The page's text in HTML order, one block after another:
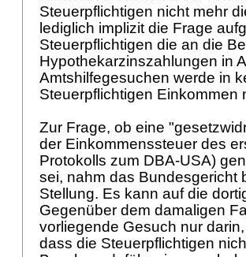
Steuerpflichtigen nicht mehr
lediglich implizit die Frage
Steuerpflichtigen die an die
Hypothekarzinszahlungen in
Amtshilfegesuchen werde in
Steuerpflichtigen
Zur Frage, ob eine
der Einkommenssteuer des
Protokolls zum DBA-USA)
sei, nahm das Bundesgericht
Stellung. Es kann auf die
Gegenüber dem damaligen
vorliegende Gesuch nur
dass die Steuerpflichtigen